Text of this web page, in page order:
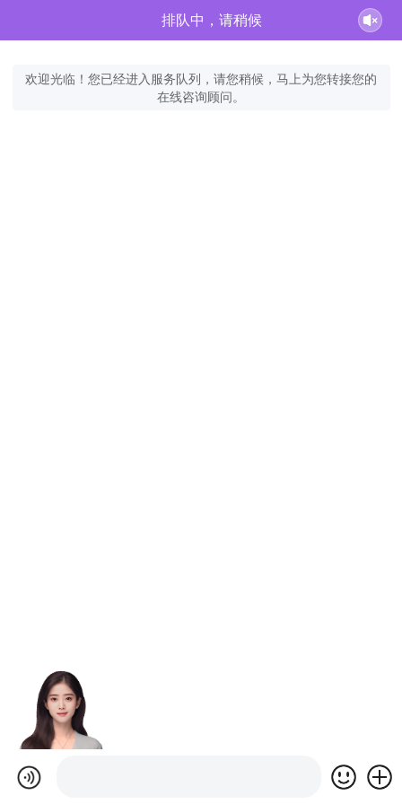
排队中，请稍候
欢迎光临！您已经进入服务队列，请您稍候，马上为您转接您的
在线咨询顾问。